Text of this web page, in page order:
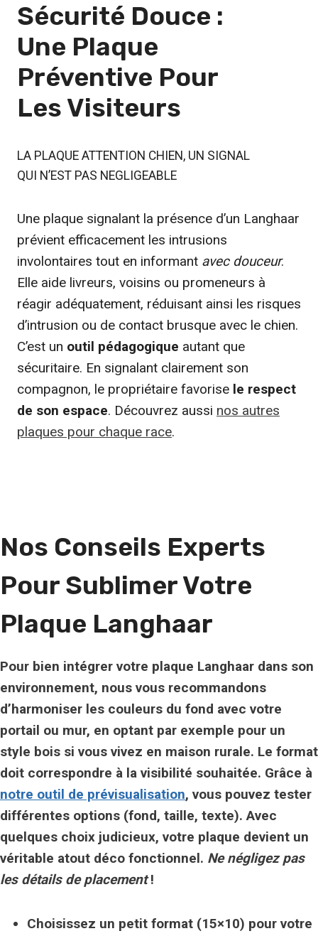
Sécurité Douce :
Une Plaque
Préventive Pour
Les Visiteurs
LA PLAQUE ATTENTION CHIEN, UN SIGNAL
QUI N’EST PAS NEGLIGEABLE
Une plaque signalant la présence d’un Langhaar
prévient efficacement les intrusions
involontaires tout en informant avec douceur.
Elle aide livreurs, voisins ou promeneurs à
réagir adéquatement, réduisant ainsi les risques
d’intrusion ou de contact brusque avec le chien.
C’est un outil pédagogique autant que
sécuritaire. En signalant clairement son
compagnon, le propriétaire favorise le respect
de son espace. Découvrez aussi nos autres
plaques pour chaque race.
Nos Conseils Experts
Pour Sublimer Votre
Plaque Langhaar
Pour bien intégrer votre plaque Langhaar dans son
environnement, nous vous recommandons
d’harmoniser les couleurs du fond avec votre
portail ou mur, en optant par exemple pour un
style bois si vous vivez en maison rurale. Le format
doit correspondre à la visibilité souhaitée. Grâce à
notre outil de prévisualisation, vous pouvez tester
différentes options (fond, taille, texte). Avec
quelques choix judicieux, votre plaque devient un
véritable atout déco fonctionnel. Ne négligez pas
les détails de placement!
Choisissez un petit format (15×10) pour votre